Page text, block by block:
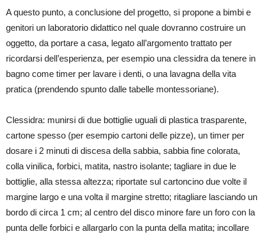
A questo punto, a conclusione del progetto, si propone a bimbi e
genitori un laboratorio didattico nel quale dovranno costruire un
oggetto, da portare a casa, legato all’argomento trattato per
ricordarsi dell’esperienza, per esempio una clessidra da tenere in
bagno come timer per lavare i denti, o una lavagna della vita
pratica (prendendo spunto dalle tabelle montessoriane).
Clessidra: munirsi di due bottiglie uguali di plastica trasparente,
cartone spesso (per esempio cartoni delle pizze), un timer per
dosare i 2 minuti di discesa della sabbia, sabbia fine colorata,
colla vinilica, forbici, matita, nastro isolante; tagliare in due le
bottiglie, alla stessa altezza; riportate sul cartoncino due volte il
margine largo e una volta il margine stretto; ritagliare lasciando un
bordo di circa 1 cm; al centro del disco minore fare un foro con la
punta delle forbici e allargarlo con la punta della matita; incollare